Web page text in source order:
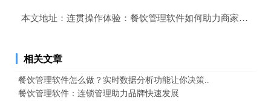
本文地址： 连贯操作体验：餐饮管理软件如何助力商家提升客
相关文章
餐饮管理软件怎么做？实时数据分析功能让你决策..
餐饮管理软件：连锁管理助力品牌快速发展